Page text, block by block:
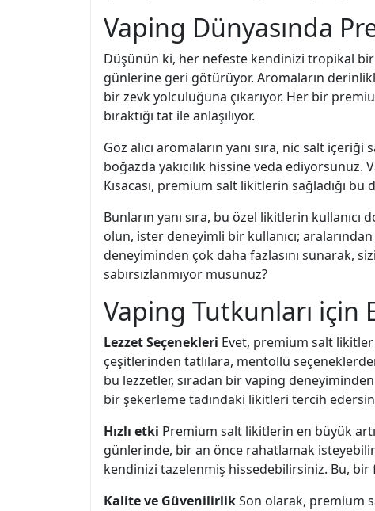
Vaping Dünyasında
Düşünün ki, her nefeste kendinizi tropikal bir
günlerine geri götürüyor. Aromaların
bir zevk yolculuğuna çıkarıyor. Her bir
bıraktığı tat ile anlaşılıyor.
Göz alıcı aromaların yanı sıra, nic salt
boğazda yakıcılık hissine veda
Kısacası, premium salt likitlerin sağladığı bu
Bunların yanı sıra, bu özel likitlerin
olun, ister deneyimli bir kullanıcı;
deneyiminden çok daha fazlasını sunarak,
sabırsızlanmıyor musunuz?
Vaping Tutkunları için
Lezzet Seçenekleri Evet, premium salt likitler
çeşitlerinden tatlılara, mentollü
bu lezzetler, sıradan bir vaping
bir şekerleme tadındaki likitleri tercih
Hızlı etki Premium salt likitlerin en büyük
günlerinde, bir an önce rahatlamak
kendinizi tazelenmiş hissedebilirsiniz. Bu,
Kalite ve GüvenilirlikSon olarak, premium